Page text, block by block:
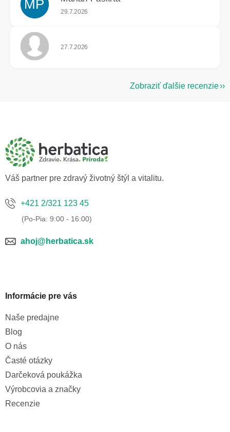
MP Hodnotenie obchodu je 5 z 5 hviezdičiek.
29.7.2026
Hodnotenie obchodu je 5 z 5 hviezdičiek.
27.7.2026
Zobraziť ďalšie recenzie
Váš partner pre zdravý životný štýl a vitalitu.
+421 2/321 123 45
ahoj@herbatica.sk
Informácie pre vás
Naše predajne
Blog
O nás
Časté otázky
Darčeková poukážka
Výrobcovia a značky
Recenzie